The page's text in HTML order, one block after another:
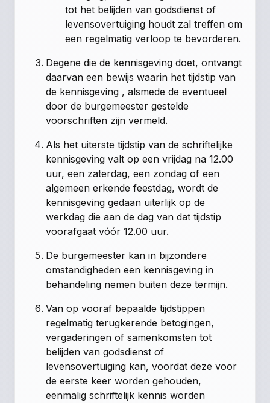
tot het belijden van godsdienst of
levensovertuiging houdt zal treffen om
een regelmatig verloop te bevorderen.
Degene die de kennisgeving doet, ontvangt
daarvan een bewijs waarin het tijdstip van
de kennisgeving , alsmede de eventueel
door de burgemeester gestelde
voorschriften zijn vermeld.
Als het uiterste tijdstip van de schriftelijke
kennisgeving valt op een vrijdag na 12.00
uur, een zaterdag, een zondag of een
algemeen erkende feestdag, wordt de
kennisgeving gedaan uiterlijk op de
werkdag die aan de dag van dat tijdstip
voorafgaat vóór 12.00 uur.
De burgemeester kan in bijzondere
omstandigheden een kennisgeving in
behandeling nemen buiten deze termijn.
Van op vooraf bepaalde tijdstippen
regelmatig terugkerende betogingen,
vergaderingen of samenkomsten tot
belijden van godsdienst of
levensovertuiging kan, voordat deze voor
de eerste keer worden gehouden,
eenmalig schriftelijk kennis worden